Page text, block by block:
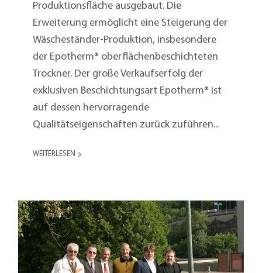
Produktionsfläche ausgebaut. Die
Erweiterung ermöglicht eine Steigerung der
Wäscheständer-Produktion, insbesondere
der Epotherm® oberflächenbeschichteten
Trockner. Der große Verkaufserfolg der
exklusiven Beschichtungsart Epotherm® ist
auf dessen hervorragende
Qualitätseigenschaften zurück zuführen...
WEITERLESEN